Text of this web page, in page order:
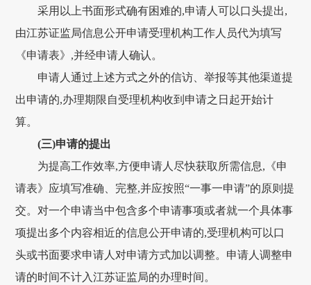
采用以上书面形式确有困难的,申请人可以口头提出,
由江苏证监局信息公开申请受理机构工作人员代为填写
《申请表》,并经申请人确认。
申请人通过上述方式之外的信访、举报等其他渠道提
出申请的,办理期限自受理机构收到申请之日起开始计
算。
(三)申请的提出
为提高工作效率,方便申请人尽快获取所需信息,《申
请表》应填写准确、完整,并应按照“一事一申请”的原则提
交。对一个申请当中包含多个申请事项或者就一个具体事
项提出多个内容相近的信息公开申请的,受理机构可以口
头或书面要求申请人对申请方式加以调整。申请人调整申
请的时间不计入江苏证监局的办理时间。